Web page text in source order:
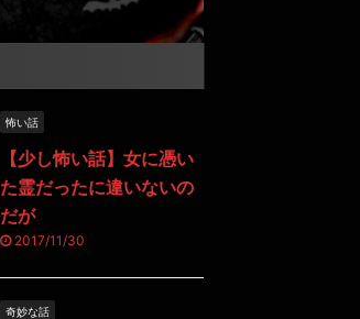
怖い話
【少し怖い話】女に憑い
た霊だったに違いないの
だが
2017/11/30
奇妙な話